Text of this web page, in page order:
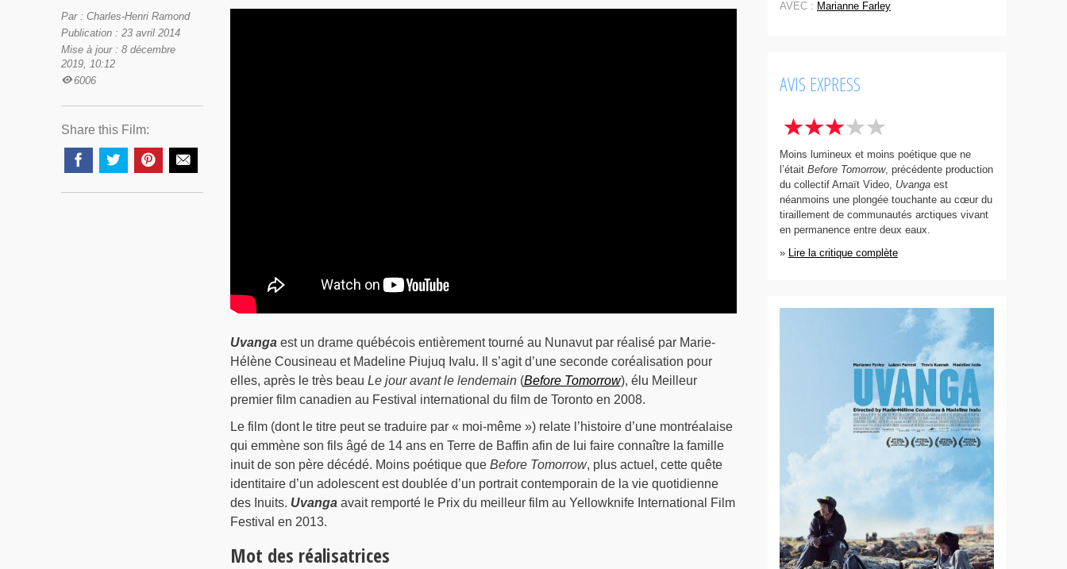
Par : Charles-Henri Ramond
Publication : 23 avril 2014
Mise à jour : 8 décembre
2019, 10:12
6006
Share this Film:
Uvangaest un drame québécois entièrement tourné au Nunavut par réalisé par Marie-
Hélène Cousineau et Madeline Piujuq Ivalu. Il s’agit d’une seconde coréalisation pour
elles, après le très beau Le jour avant le lendemain(Before Tomorrow), élu Meilleur
premier film canadien au Festival international du film de Toronto en 2008.
Le film (dont le titre peut se traduire par « moi-même ») relate l’histoire d’une montréalaise
qui emmène son fils âgé de 14 ans en Terre de Baffin afin de lui faire connaître la famille
inuit de son père décédé. Moins poétique que Before Tomorrow, plus actuel, cette quête
identitaire d’un adolescent est doublée d’un portrait contemporain de la vie quotidienne
des Inuits. Uvangaavait remporté le Prix du meilleur film au Yellowknife International Film
Festival en 2013.
Mot des réalisatrices
AVEC : Marianne Farley
AVIS EXPRESS
Moins lumineux et moins poétique que ne
l’était Before Tomorrow, précédente production
du collectif Arnaït Video, Uvanga est
néanmoins une plongée touchante au cœur du
tiraillement de communautés arctiques vivant
en permanence entre deux eaux.
» Lire la critique complète